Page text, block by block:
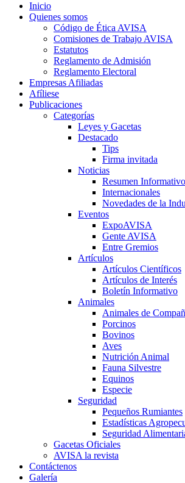
Inicio
Quienes somos
Código de Ética AVISA
Comisiones de Trabajo AVISA
Estatutos
Reglamento de Admisión
Reglamento Electoral
Empresas Afiliadas
Afíliese
Publicaciones
Categorías
Leyes y Gacetas
Destacado
Tips
Firma invitada
Noticias
Resumen Informativo
Internacionales
Novedades de la
Eventos
ExpoAVISA
Gente AVISA
Entre Gremios
Artículos
Artículos Científicos
Artículos de Interés
Boletín Informativo
Animales
Animales de
Porcinos
Bovinos
Aves
Nutrición Animal
Fauna Silvestre
Equinos
Especie
Seguridad
Pequeños Rumiantes
Estadísticas
Seguridad
Gacetas Oficiales
AVISA la revista
Contáctenos
Galería